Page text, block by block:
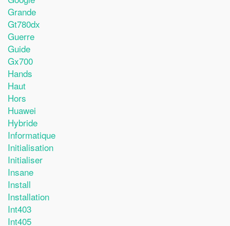
Grande
Gt780dx
Guerre
Guide
Gx700
Hands
Haut
Hors
Huawei
Hybride
Informatique
Initialisation
Initialiser
Insane
Install
Installation
Int403
Int405